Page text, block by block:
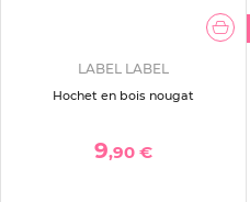
LABEL LABEL
Hochet en bois nougat
9,90 €